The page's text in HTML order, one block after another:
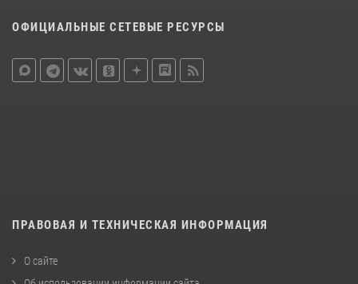
ОФИЦИАЛЬНЫЕ СЕТЕВЫЕ РЕСУРСЫ
ПРАВОВАЯ И ТЕХНИЧЕСКАЯ ИНФОРМАЦИЯ
О сайте